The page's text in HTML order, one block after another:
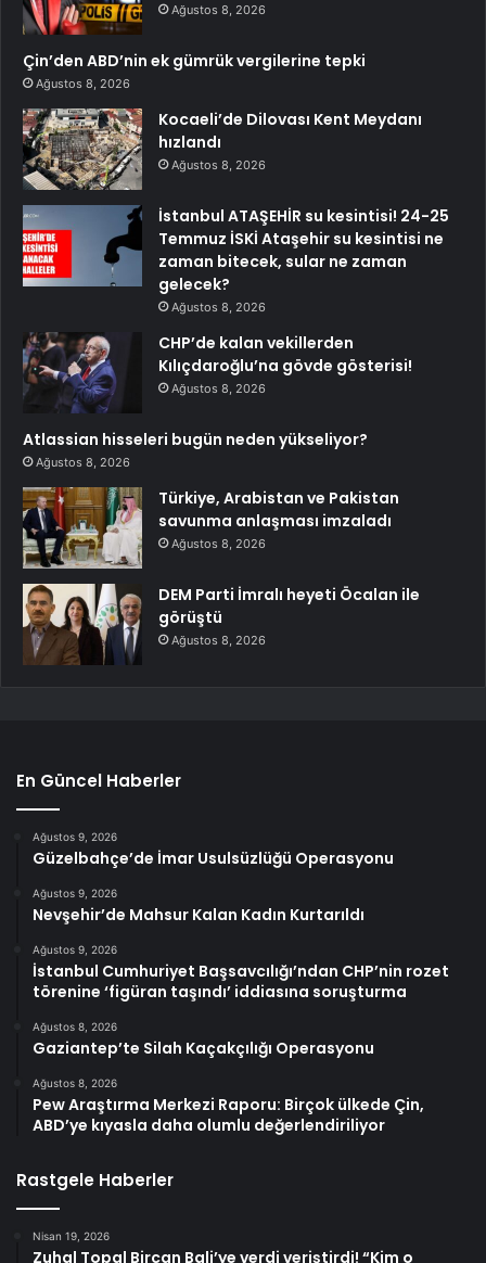
Ağustos 8, 2026
Çin’den ABD’nin ek gümrük vergilerine tepki
Ağustos 8, 2026
Kocaeli’de Dilovası Kent Meydanı
hızlandı
Ağustos 8, 2026
İstanbul ATAŞEHİR su kesintisi! 24-25
Temmuz İSKİ Ataşehir su kesintisi ne
zaman bitecek, sular ne zaman
gelecek?
Ağustos 8, 2026
CHP’de kalan vekillerden
Kılıçdaroğlu’na gövde gösterisi!
Ağustos 8, 2026
Atlassian hisseleri bugün neden yükseliyor?
Ağustos 8, 2026
Türkiye, Arabistan ve Pakistan
savunma anlaşması imzaladı
Ağustos 8, 2026
DEM Parti İmralı heyeti Öcalan ile
görüştü
Ağustos 8, 2026
En Güncel Haberler
Ağustos 9, 2026
Güzelbahçe’de İmar Usulsüzlüğü Operasyonu
Ağustos 9, 2026
Nevşehir’de Mahsur Kalan Kadın Kurtarıldı
Ağustos 9, 2026
İstanbul Cumhuriyet Başsavcılığı’ndan CHP’nin rozet
törenine ‘figüran taşındı’ iddiasına soruşturma
Ağustos 8, 2026
Gaziantep’te Silah Kaçakçılığı Operasyonu
Ağustos 8, 2026
Pew Araştırma Merkezi Raporu: Birçok ülkede Çin,
ABD’ye kıyasla daha olumlu değerlendiriliyor
Rastgele Haberler
Nisan 19, 2026
Zuhal Topal Bircan Bali’ye verdi veriştirdi! “Kim o